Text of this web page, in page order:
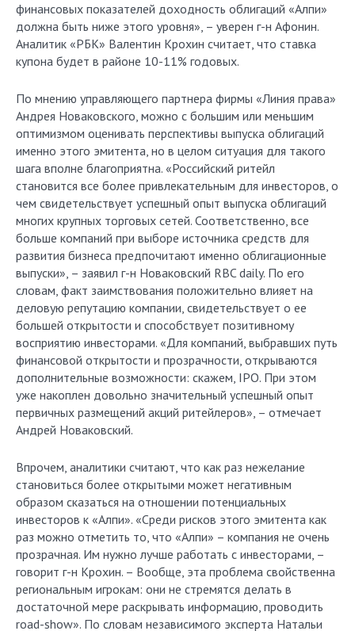
финансовых показателей доходность облигаций «Алпи»
должна быть ниже этого уровня», – уверен г-н Афонин.
Аналитик «РБК» Валентин Крохин считает, что ставка
купона будет в районе 10-11% годовых.
По мнению управляющего партнера фирмы «Линия права»
Андрея Новаковского, можно с большим или меньшим
оптимизмом оценивать перспективы выпуска облигаций
именно этого эмитента, но в целом ситуация для такого
шага вполне благоприятна. «Российский ритейл
становится все более привлекательным для инвесторов, о
чем свидетельствует успешный опыт выпуска облигаций
многих крупных торговых сетей. Соответственно, все
больше компаний при выборе источника средств для
развития бизнеса предпочитают именно облигационные
выпуски», – заявил г-н Новаковский RBC daily. По его
словам, факт заимствования положительно влияет на
деловую репутацию компании, свидетельствует о ее
большей открытости и способствует позитивному
восприятию инвесторами. «Для компаний, выбравших путь
финансовой открытости и прозрачности, открываются
дополнительные возможности: скажем, IPO. При этом
уже накоплен довольно значительный успешный опыт
первичных размещений акций ритейлеров», – отмечает
Андрей Новаковский.
Впрочем, аналитики считают, что как раз нежелание
становиться более открытыми может негативным
образом сказаться на отношении потенциальных
инвесторов к «Алпи». «Среди рисков этого эмитента как
раз можно отметить то, что «Алпи» – компания не очень
прозрачная. Им нужно лучше работать с инвесторами, –
говорит г-н Крохин. – Вообще, эта проблема свойственна
региональным игрокам: они не стремятся делать в
достаточной мере раскрывать информацию, проводить
road-show». По словам независимого эксперта Натальи